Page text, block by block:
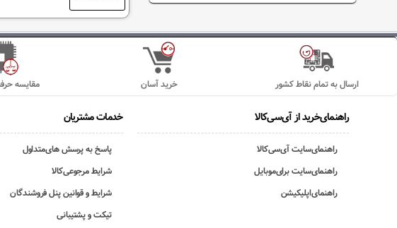
مقایسه خرید آسان ارسال به تمام نقاط کشور
راهنمای‌خرید از آی‌سی‌کالا
راهنمای‌سایت آی‌سی‌کالا
راهنمای‌سایت برای‌موبایل
راهنمای‌اپلیکیشن
خدمات مشتریان
پاسخ به پرسش های‌متداول
شرایط مرجوعی‌کالا
شرایط و قوانین پنل فروشندگان
تیکت و پشتیبانی